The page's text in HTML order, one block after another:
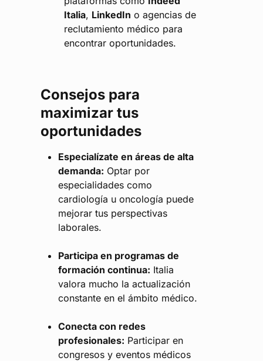
Italia, LinkedIn o agencias de
reclutamiento médico para
encontrar oportunidades.
Consejos para
maximizar tus
oportunidades
Especialízate en áreas de alta
demanda: Optar por
especialidades como
cardiología u oncología puede
mejorar tus perspectivas
laborales.
Participa en programas de
formación continua: Italia
valora mucho la actualización
constante en el ámbito médico.
Conecta con redes
profesionales: Participar en
congresos y eventos médicos